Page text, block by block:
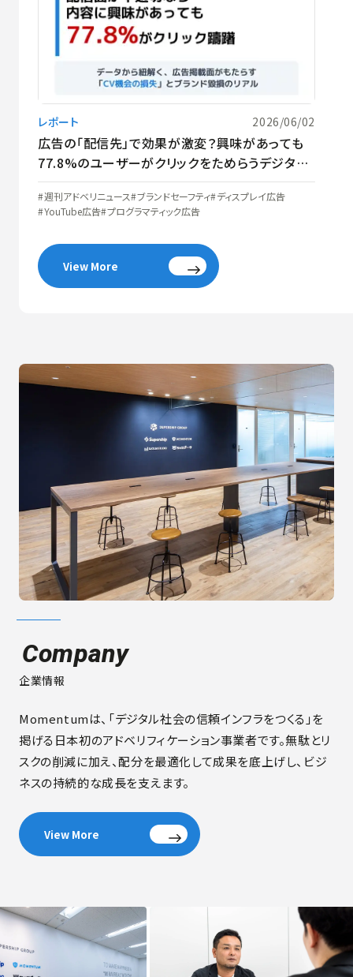
レポート 2026/06/02
広告の「配信先」で効果が激変？興味があっても
77.8%のユーザーがクリックをためらうデジタル
広告の盲点
週刊アドベリニュース ブランドセーフティ ディスプレイ広告
YouTube広告 プログラマティック広告
View More
Company
企業情報
Momentumは、「デジタル社会の信頼インフラをつくる」を
掲げる日本初のアドベリフィケーション事業者です。無駄とリ
スクの削減に加え、配分を最適化して成果を底上げし、ビジ
ネスの持続的な成長を支えます。
View More